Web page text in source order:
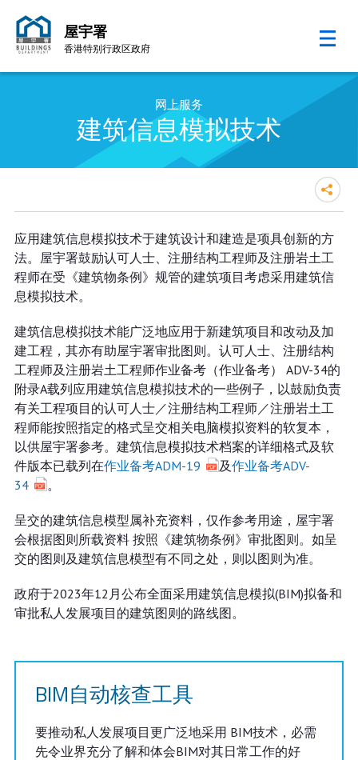
屋宇署
香港特别行政区政府
网上服务
建筑信息模拟技术
应用建筑信息模拟技术于建筑设计和建造是项具创新的方
法。屋宇署鼓励认可人士、注册结构工程师及注册岩土工
程师在受《建筑物条例》规管的建筑项目考虑采用建筑信
息模拟技术。
建筑信息模拟技术能广泛地应用于新建筑项目和改动及加
建工程，其亦有助屋宇署审批图则。认可人士、注册结构
工程师及注册岩土工程师作业备考（作业备考） ADV-34的
附录A载列应用建筑信息模拟技术的一些例子，以鼓励负责
有关工程项目的认可人士／注册结构工程师／注册岩土工
程师能按照指定的格式呈交相关电脑模拟资料的软复本，
以供屋宇署参考。建筑信息模拟技术档案的详细格式及软
件版本已载列在作业备考ADM-19 及作业备考ADV-
34
。
呈交的建筑信息模型属补充资料，仅作参考用途，屋宇署
会根据图则所载资料 按照《建筑物条例》审批图则。如呈
交的图则及建筑信息模型有不同之处，则以图则为准。
政府于2023年12月公布全面采用建筑信息模拟(BIM)拟备和
审批私人发展项目的建筑图则的路线图。
BIM自动核查工具
要推动私人发展项目更广泛地采用 BIM技术，必需
先令业界充分了解和体会BIM对其日常工作的好